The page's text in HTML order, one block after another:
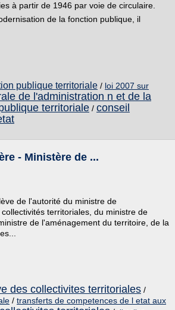
à partir de 1946 par voie de circulaire.
de la fonction publique, il
publique territoriale / loi 2007 sur
de l'administration n et de la
territoriale / conseil
- Ministère de ...
de l'autorité du ministre de
territoriales, du ministre de
de l'aménagement du territoire, de la
des collectivites territoriales /
/ transferts de competences de l etat aux